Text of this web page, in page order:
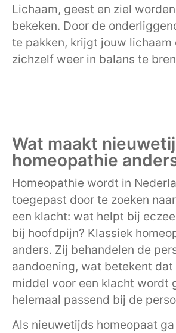
Lichaam, geest en ziel
bekeken. Door de
te pakken, krijgt jouw lichaam
zichzelf weer in balans te
Wat maakt
homeopathie
Homeopathie wordt in
toegepast door te zoeken
een klacht: wat helpt bij
bij hoofdpijn? Klassiek
anders. Zij behandelen de
aandoening, wat betekent dat
middel voor een klacht wordt
helemaal passend bij de
Als nieuwetijds homeopaat